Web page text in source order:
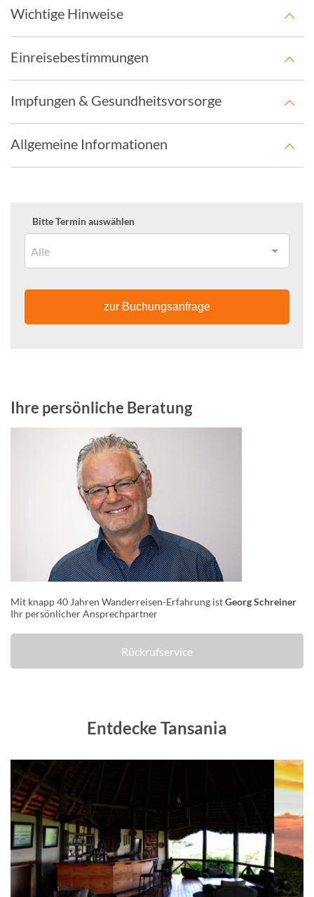
Wichtige Hinweise
Einreisebestimmungen
Impfungen & Gesundheitsvorsorge
Allgemeine Informationen
Bitte Termin auswählen
Alle
zur Buchungsanfrage
Ihre persönliche Beratung
Mit knapp 40 Jahren Wanderreisen-Erfahrung istGeorg Schreiner
Ihr persönlicher Ansprechpartner
Rückrufservice
Entdecke Tansania